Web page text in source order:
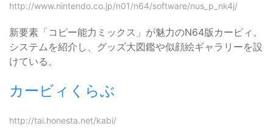
http://www.nintendo.co.jp/n01/n64/software/nus_p_nk4j/
新要素「コピー能力ミックス」が魅力のN64版カービィ。
システムを紹介し、グッズ大図鑑や似顔絵ギャラリーを設
けている。
カービィくらぶ
http://tai.honesta.net/kabi/